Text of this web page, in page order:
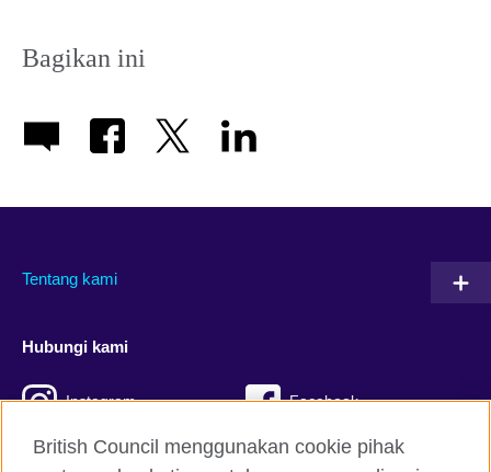
Bagikan ini
Tentang kami
Hubungi kami
Instagram Facebook
Twitter TikTok
British Council menggunakan cookie pihak